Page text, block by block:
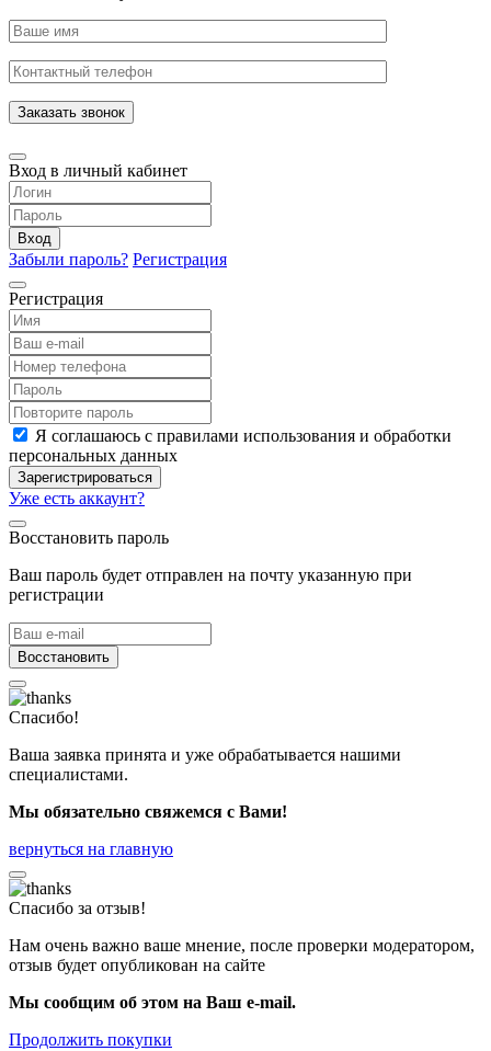
Заказать звонок
Вход в личный кабинет
Вход
Забыли пароль? Регистрация
Регистрация
Я соглашаюсь с правилами использования и обработки
персональных данных
Зарегистрироваться
Уже есть аккаунт?
Восстановить пароль
Ваш пароль будет отправлен на почту указанную при
регистрации
Восстановить
Спасибо!
Ваша заявка принята и уже обрабатывается нашими
специалистами.
Мы обязательно свяжемся с Вами!
вернуться на главную
Спасибо за отзыв!
Нам очень важно ваше мнение, после проверки модератором,
отзыв будет опубликован на сайте
Мы сообщим об этом на Ваш e-mail.
Продолжить покупки